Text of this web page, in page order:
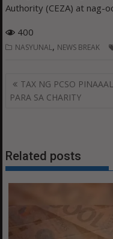
Authority (CEZA) at nag-
400
NASYUNAL, NEWS BREAK
Post
navigation
TAX NG PCSO
PARA SA CHARITY
Related posts